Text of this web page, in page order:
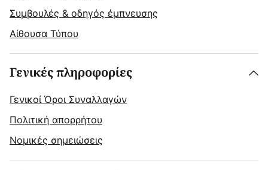
Συμβουλές & οδηγός έμπνευσης
Αίθουσα Τύπου
Γενικές πληροφορίες
Γενικοί Όροι Συναλλαγών
Πολιτική απορρήτου
Νομικές σημειώσεις